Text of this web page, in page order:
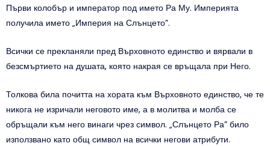
Първи колобър и император под името Ра Му. Империята
получила името „Империя на Слънцето”.
Всички се прекланяли пред Върховното единство и вярвали в
безсмъртието на душата, която накрая се връщала при Него.
Толкова била почитта на хората към Върховното единство, че те
никога не изричали неговото име, а в молитва и молба се
обръщали към него винаги чрез символ. „Слънцето Ра” било
използвано като общ символ на всички негови атрибути.